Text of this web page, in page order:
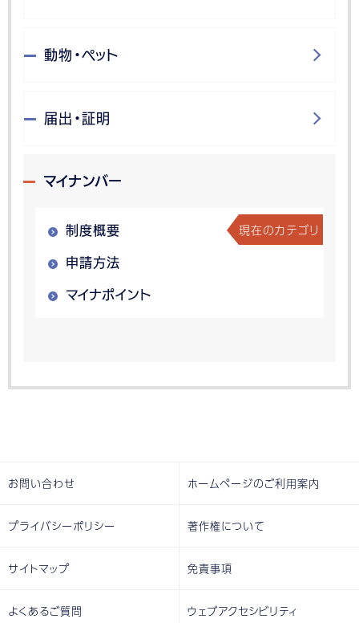
動物・ペット
届出・証明
マイナンバー
制度概要 現在のカテゴリ
申請方法
マイナポイント
お問い合わせ ホームページのご利用案内
プライバシーポリシー 著作権について
サイトマップ 免責事項
よくあるご質問 ウェブアクセシビリティ